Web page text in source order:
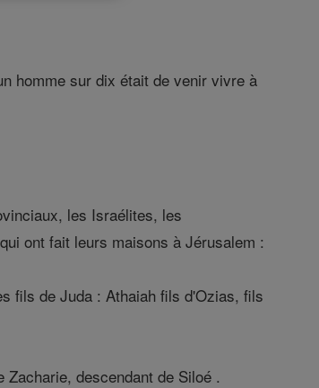
homme sur dix était de venir vivre à
les Israélites, les
ont fait leurs maisons à Jérusalem :
fils de Juda : Athaiah fils d'Ozias, fils
descendant de Siloé .